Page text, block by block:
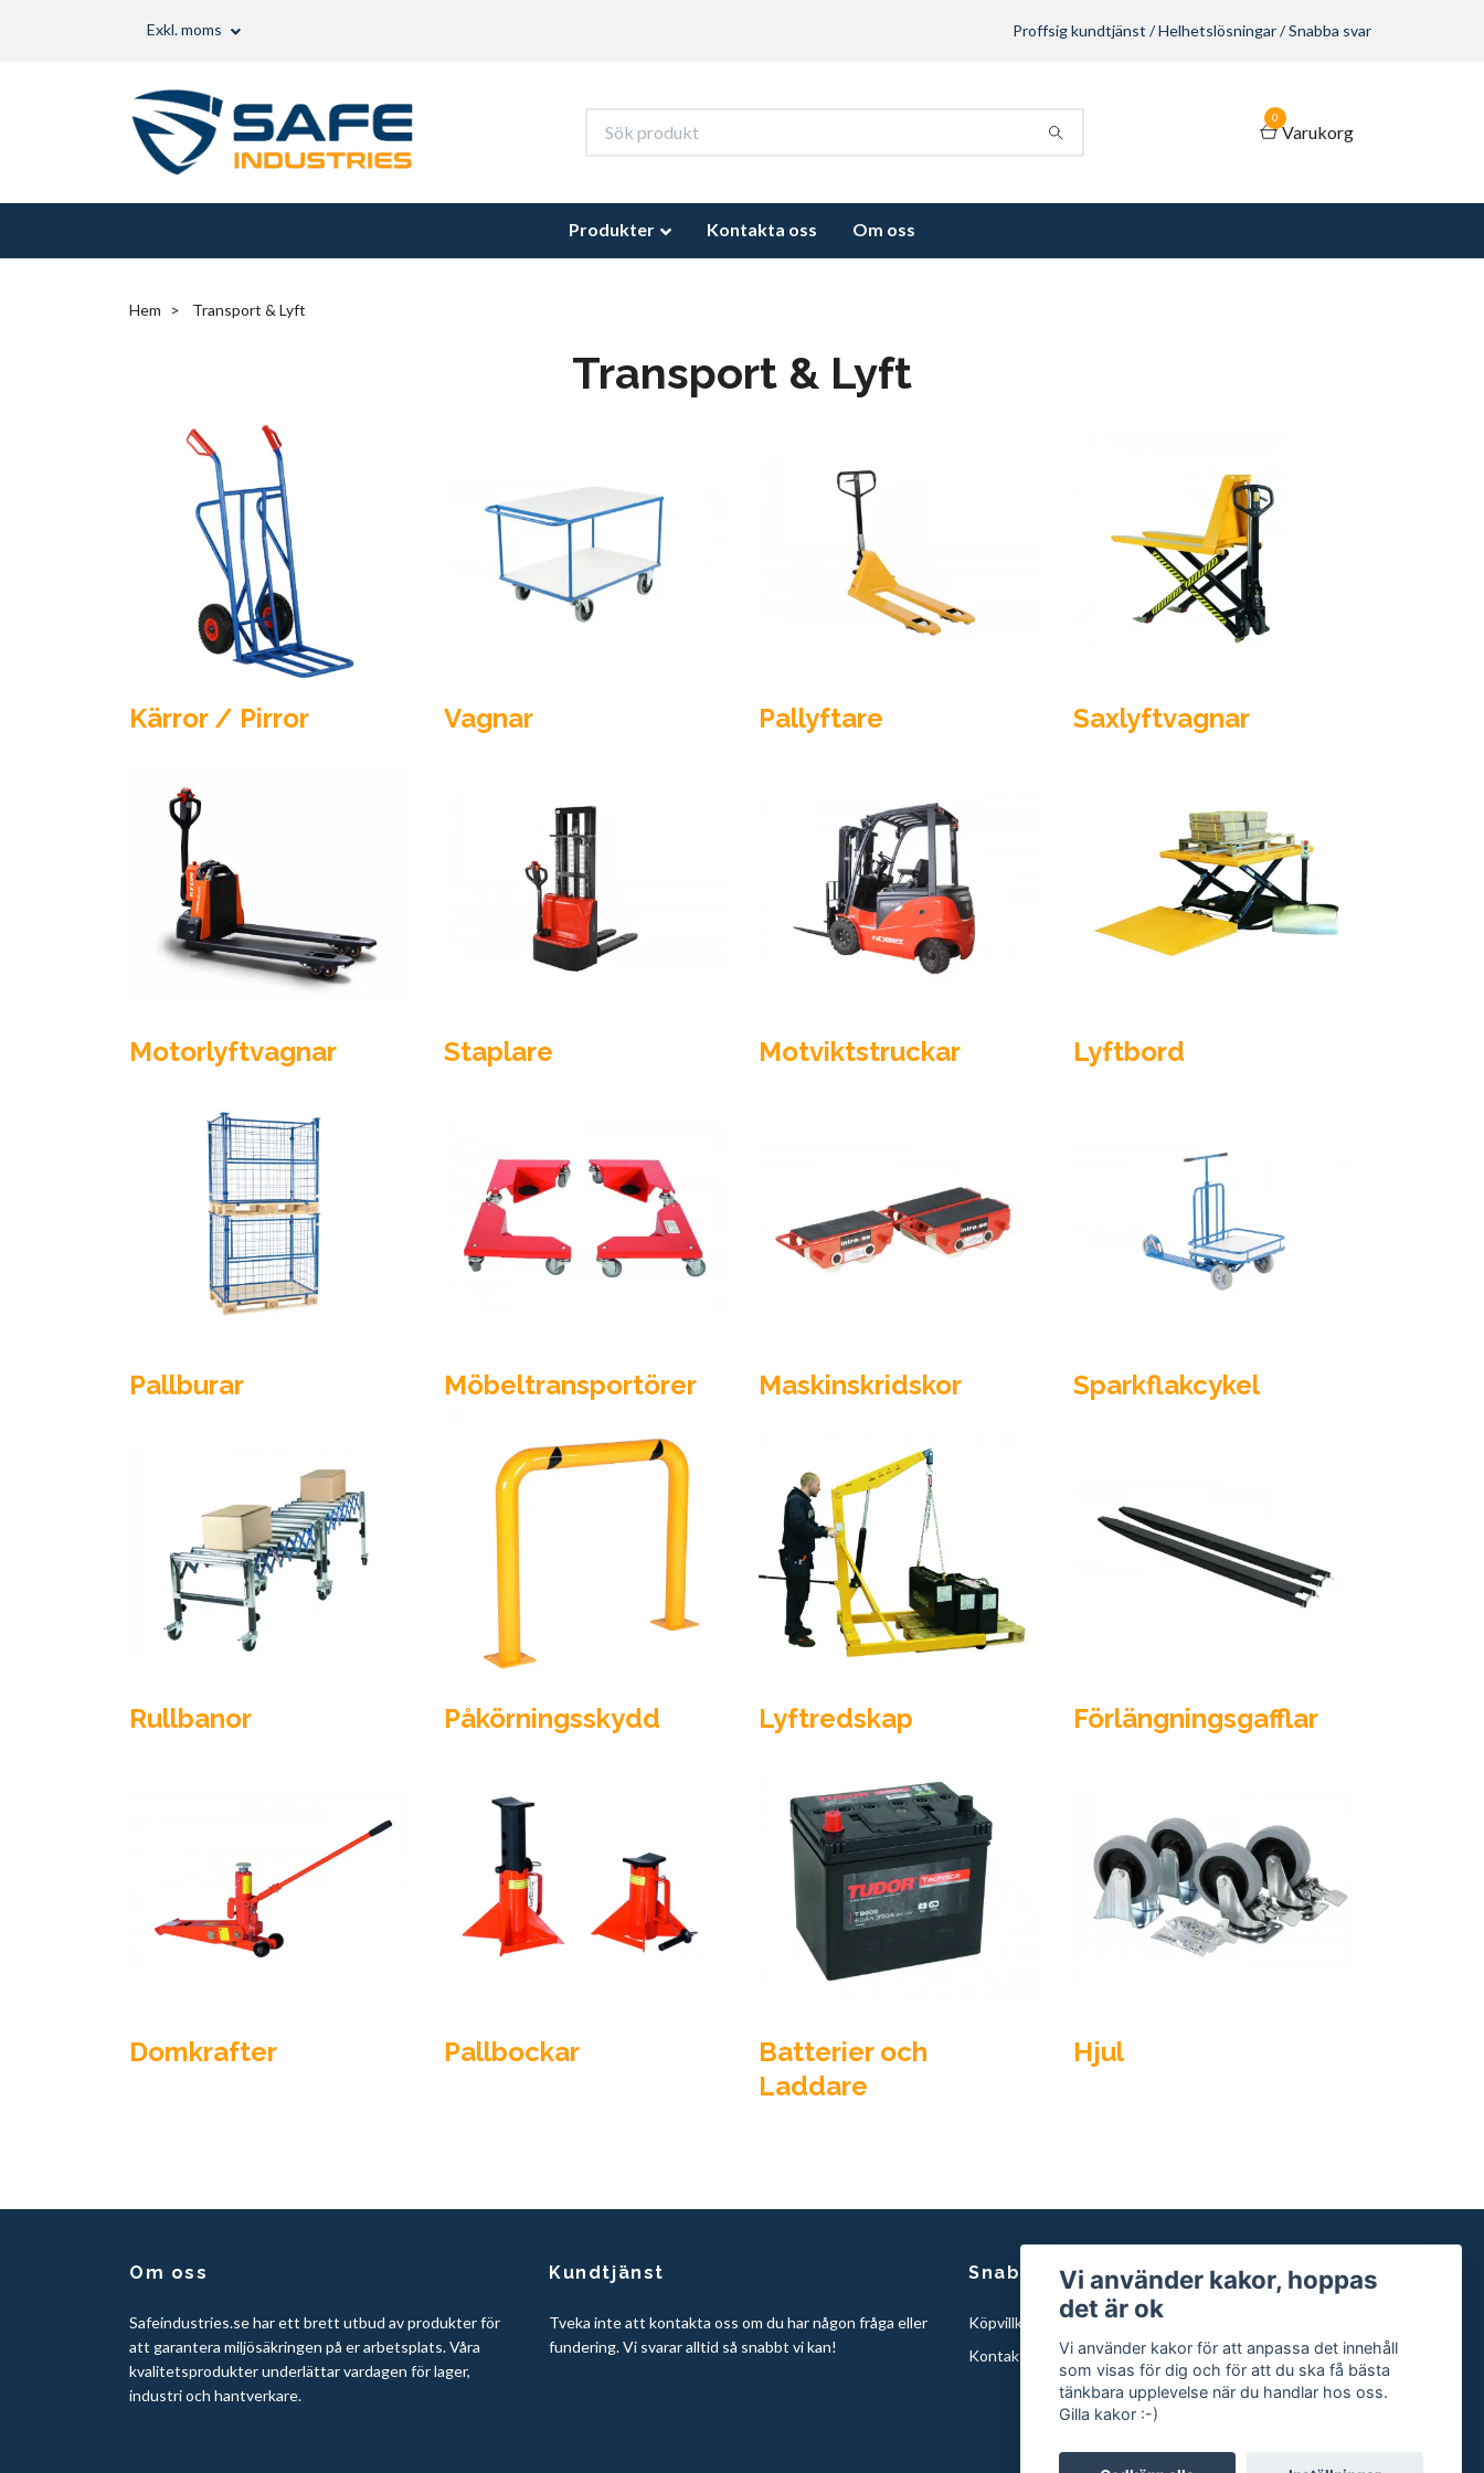
Exkl. moms Proffsig kundtjänst / Helhetslösningar / Snabba svar
0
Varukorg
Produkter Kontakta oss Om oss
Hem Transport & Lyft
Transport & Lyft
Kärror / Pirror Vagnar Pallyftare Saxlyftvagnar
Motorlyftvagnar Staplare Motviktstruckar Lyftbord
Pallburar Möbeltransportörer Maskinskridskor Sparkflakcykel
Rullbanor Påkörningsskydd Lyftredskap Förlängningsgafflar
Domkrafter Pallbockar
Batterier och
Laddare
Hjul
Om oss
Safeindustries.se har ett brett utbud av produkter för
att garantera miljösäkringen på er arbetsplats. Våra
kvalitetsprodukter underlättar vardagen för lager,
industri och hantverkare.
Kundtjänst
Tveka inte att kontakta oss om du har någon fråga eller
fundering. Vi svarar alltid så snabbt vi kan!
Snabblänkar
Köpvillkor
Kontakta oss
Vi använder kakor, hoppas
det är ok
Vi använder kakor för att anpassa det innehåll
som visas för dig och för att du ska få bästa
tänkbara upplevelse när du handlar hos oss.
Gilla kakor :-)